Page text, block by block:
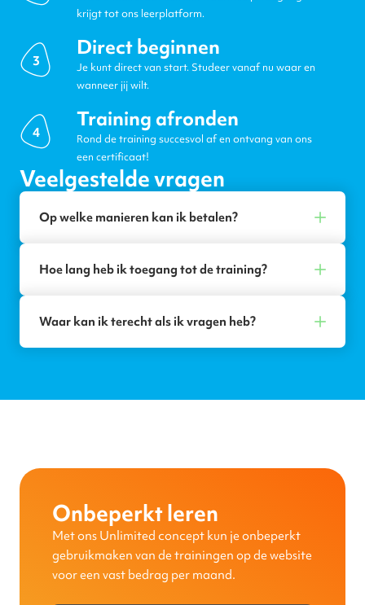
krijgt tot ons leerplatform.
3
Direct beginnen
Je kunt direct van start. Studeer vanaf nu waar en
wanneer jij wilt.
4
Training afronden
Rond de training succesvol af en ontvang van ons
een certificaat!
Veelgestelde vragen
Op welke manieren kan ik betalen?
Hoe lang heb ik toegang tot de training?
Waar kan ik terecht als ik vragen heb?
Onbeperkt leren
Met ons Unlimited concept kun je onbeperkt
gebruikmaken van de trainingen op de website
voor een vast bedrag per maand.